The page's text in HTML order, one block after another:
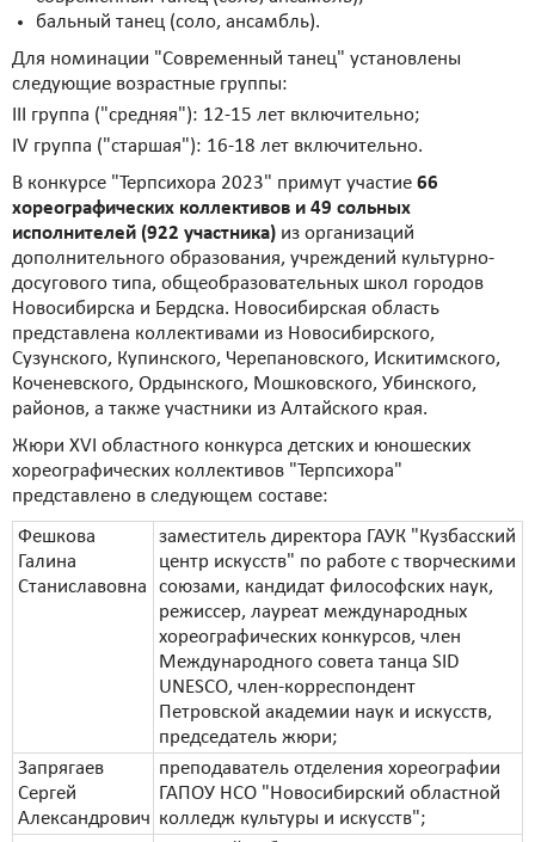
бальный танец (соло, ансамбль).
Для номинации "Современный танец" установлены
следующие возрастные группы:
III группа ("средняя"): 12-15 лет включительно;
IV группа ("старшая"): 16-18 лет включительно.
В конкурсе "Терпсихора 2023" примут участие 66
хореографических коллективов и 49 сольных
исполнителей (922 участника) из организаций
дополнительного образования, учреждений культурно-
досугового типа, общеобразовательных школ городов
Новосибирска и Бердска. Новосибирская область
представлена коллективами из Новосибирского,
Сузунского, Купинского, Черепановского, Искитимского,
Коченевского, Ордынского, Мошковского, Убинского,
районов, а также участники из Алтайского края.
Жюри XVI областного конкурса детских и юношеских
хореографических коллективов "Терпсихора"
представлено в следующем составе:
Фешкова
Галина
Станиславовна
заместитель директора ГАУК "Кузбасский
центр искусств" по работе с творческими
союзами, кандидат философских наук,
режиссер, лауреат международных
хореографических конкурсов, член
Международного совета танца SID
UNESCO, член-корреспондент
Петровской академии наук и искусств,
председатель жюри;
Запрягаев
Сергей
Александрович
преподаватель отделения хореографии
ГАПОУ НСО "Новосибирский областной
колледж культуры и искусств";